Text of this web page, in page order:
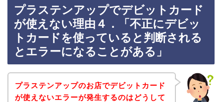
プラステンアップでデビットカード
が使えない理由４．「不正にデビッ
トカードを使っていると判断される
とエラーになることがある」
プラステンアップのお店でデビットカード
が使えないエラーが発生するのはどうして